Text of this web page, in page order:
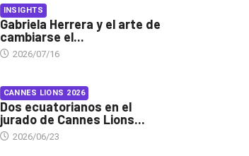
INSIGHTS
Gabriela Herrera y el arte de
cambiarse el...
2026/07/16
CANNES LIONS 2026
Dos ecuatorianos en el
jurado de Cannes Lions...
2026/06/23